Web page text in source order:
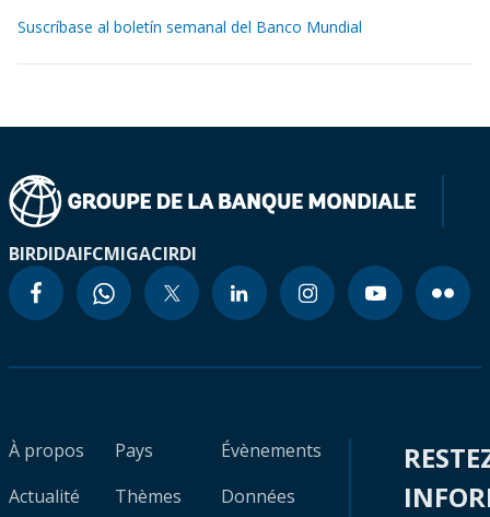
Suscríbase al boletín semanal del Banco Mundial
BIRDIDAIFCMIGACIRDI
À propos
Actualité
Pays
Thèmes
Évènements
Données